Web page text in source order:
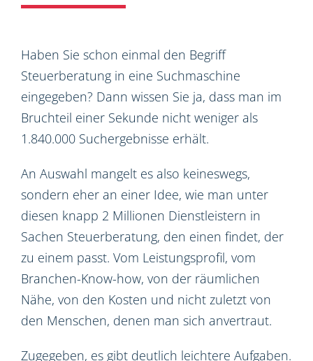
Haben Sie schon einmal den Begriff
Steuerberatung in eine Suchmaschine
eingegeben? Dann wissen Sie ja, dass man im
Bruchteil einer Sekunde nicht weniger als
1.840.000 Suchergebnisse erhält.
An Auswahl mangelt es also keineswegs,
sondern eher an einer Idee, wie man unter
diesen knapp 2 Millionen Dienstleistern in
Sachen Steuerberatung, den einen findet, der
zu einem passt. Vom Leistungsprofil, vom
Branchen-Know-how, von der räumlichen
Nähe, von den Kosten und nicht zuletzt von
den Menschen, denen man sich anvertraut.
Zugegeben, es gibt deutlich leichtere Aufgaben.